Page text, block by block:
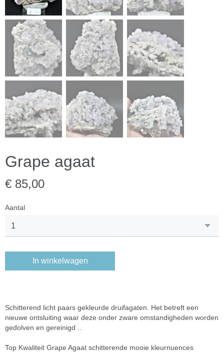
Grape agaat
€ 85,00
Aantal
In winkelwagen
Schitterend licht paars gekleurde druifagaten. Het betreft een
nieuwe ontsluiting waar deze onder zware omstandigheden worden
gedolven en gereinigd ..
Top Kwaliteit Grape Agaat schitterende mooie kleurnuences